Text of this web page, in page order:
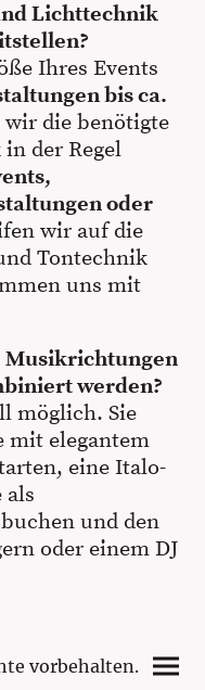
Lichttechnik
Ihres Events
bis ca.
die benötigte
der Regel
oder
wir auf die
Tontechnik
uns mit
Musikrichtungen
werden?
möglich. Sie
mit elegantem
eine Italo-
als
und den
oder einem DJ
vorbehalten.